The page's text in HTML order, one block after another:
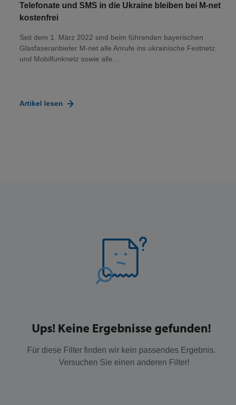
Telefonate und SMS in die Ukraine bleiben bei M-net
kostenfrei
Seit dem 1. März 2022 sind beim führenden bayerischen
Glasfaseranbieter M-net alle Anrufe ins ukrainische Festnetz
und Mobilfunknetz sowie alle…
Artikel lesen
Ups! Keine Ergebnisse gefunden!
Für diese Filter finden wir kein passendes Ergebnis.
Versuchen Sie einen anderen Filter!